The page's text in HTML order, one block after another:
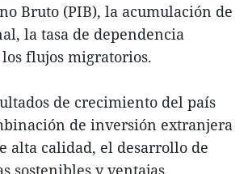
Bruto (PIB), la acumulación de
la tasa de dependencia
flujos migratorios.
de crecimiento del país
de inversión extranjera
alta calidad, el desarrollo de
sostenibles y ventajas